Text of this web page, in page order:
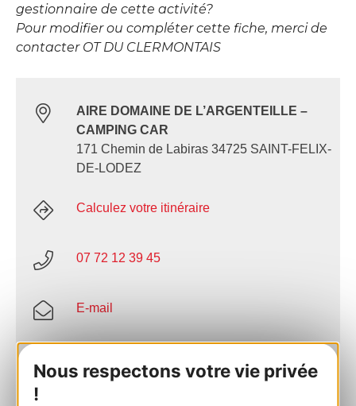
Nous respectons votre vie privée
!
gestionnaire de cette activité?
Pour modifier ou compléter cette fiche, merci de
contacter OT DU CLERMONTAIS
AIRE DOMAINE DE L’ARGENTEILLE –
CAMPING CAR
171 Chemin de Labiras 34725 SAINT-FELIX-
DE-LODEZ
Calculez votre itinéraire
07 72 12 39 45
E-mail
AU CARNET